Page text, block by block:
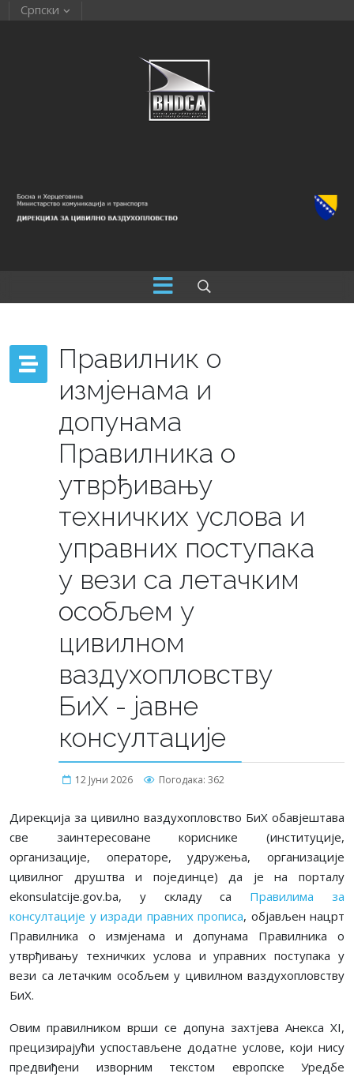
Српски
Правилник о
измјенама и
допунама
Правилника о
утврђивању
техничких услова и
управних поступака
у вези са летачким
особљем у
цивилном
ваздухопловству
БиХ - јавне
консултације
12 Јуни 2026 Погодака: 362
Дирекција за цивилно ваздухопловство БиХ обавјештава
све заинтересоване кориснике (институције,
организације, операторе, удружења, организације
цивилног друштва и појединце) да је на порталу
ekonsulatcije.gov.ba, у складу са Правилима за
консултације у изради правних прописа, објављен нацрт
Правилникa о измјенама и допунама Правилника о
утврђивању техничких услова и управних поступака у
вези са летачким особљем у цивилном ваздухопловству
БиХ.
Овим правилником врши се допуна захтјева Анекса XI,
прецизирајући успостављене додатне услове, који нису
предвиђени изворним текстом европске Уредбе